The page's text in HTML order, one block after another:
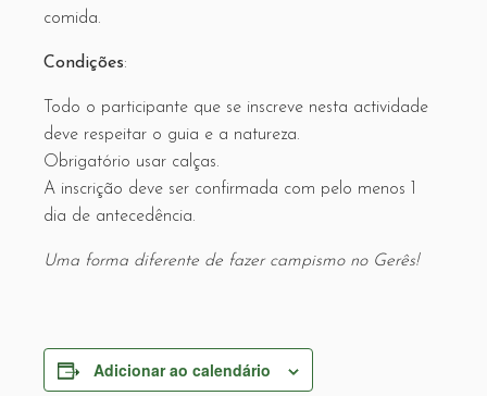
comida.
Condições:
Todo o participante que se inscreve nesta actividade
deve respeitar o guia e a natureza.
Obrigatório usar calças.
A inscrição deve ser confirmada com pelo menos 1
dia de antecedência.
Uma forma diferente de fazer campismo no Gerês!
Adicionar ao calendário